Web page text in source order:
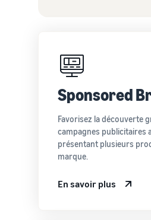
Sponsored
Favorisez la découverte
campagnes publicitaires
présentant plusieurs
marque.
En savoir plus